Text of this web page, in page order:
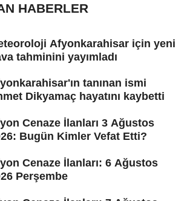
HABERLER
Afyonkarahisar için yeni
tahminini yayımladı
tanınan ismi
Dikyamaç hayatını kaybetti
Cenaze İlanları 3 Ağustos
Bugün Kimler Vefat Etti?
Cenaze İlanları: 6 Ağustos
Perşembe